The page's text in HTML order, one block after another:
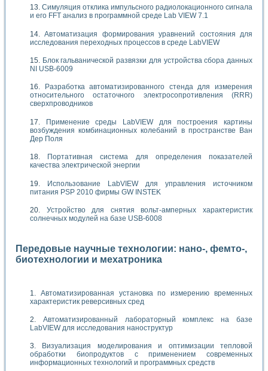
Симуляция отклика импульсного радиолокационного сигнала
и его FFT анализ в программной среде Lab VIEW 7.1
Автоматизация формирования уравнений состояния для
исследования переходных процессов в среде LabVIEW
Блок гальванической развязки для устройства сбора данных
NI USB-6009
Разработка автоматизированного стенда для измерения
относительного остаточного электросопротивления (RRR)
сверхпроводников
Применение среды LabVIEW для построения картины
возбуждения комбинационных колебаний в пространстве Ван
Дер Поля
Портативная система для определения показателей
качества электрической энергии
Использование LabVIEW для управления источником
питания PSP 2010 фирмы GW INSTEK
Устройство для снятия вольт-амперных характеристик
солнечных модулей на базе USB-6008
Передовые научные технологии: нано-, фемто-,
биотехнологии и мехатроника
Автоматизированная установка по измерению временных
характеристик реверсивных сред
Автоматизированный лабораторный комплекс на базе
LabVIEW для исследования наноструктур
Визуализация моделирования и оптимизации тепловой
обработки биопродуктов с применением современных
информационных технологий и программных средств